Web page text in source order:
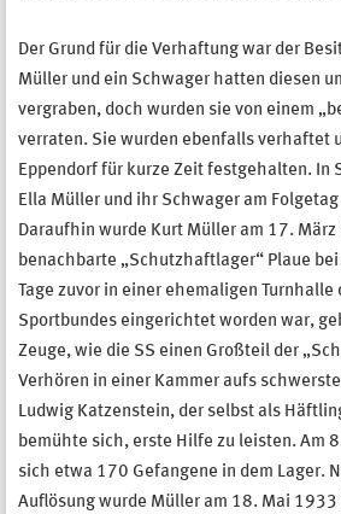
Der Grund für die Verhaftung war der
Müller und ein Schwager hatten diesen
vergraben, doch wurden sie von einem
verraten. Sie wurden ebenfalls verhaftet
Eppendorf für kurze Zeit festgehalten. In
Ella Müller und ihr Schwager am
Daraufhin wurde Kurt Müller am 17.
benachbarte „Schutzhaftlager“ Plaue
Tage zuvor in einer ehemaligen Turnhalle
Sportbundes eingerichtet worden war,
Zeuge, wie die SS einen Großteil der
Verhören in einer Kammer aufs
Ludwig Katzenstein, der selbst als
bemühte sich, erste Hilfe zu leisten. Am
sich etwa 170 Gefangene in dem Lager.
Auflösung wurde Müller am 18. Mai